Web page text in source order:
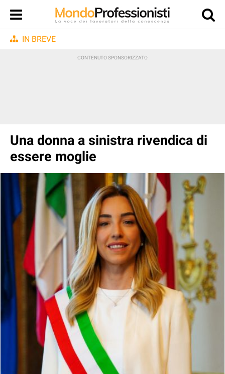
IN BREVE
Una donna a sinistra rivendica di
essere moglie